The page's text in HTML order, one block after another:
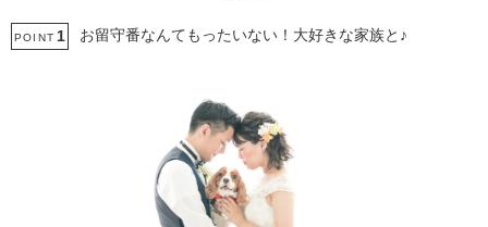
LGBTフレンドリー
豊富な色打掛・着物
POINT 1 お留守番なんてもったいない！大好きな家族と♪